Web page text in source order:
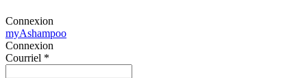
Connexion
myAshampoo
Connexion
Courriel *